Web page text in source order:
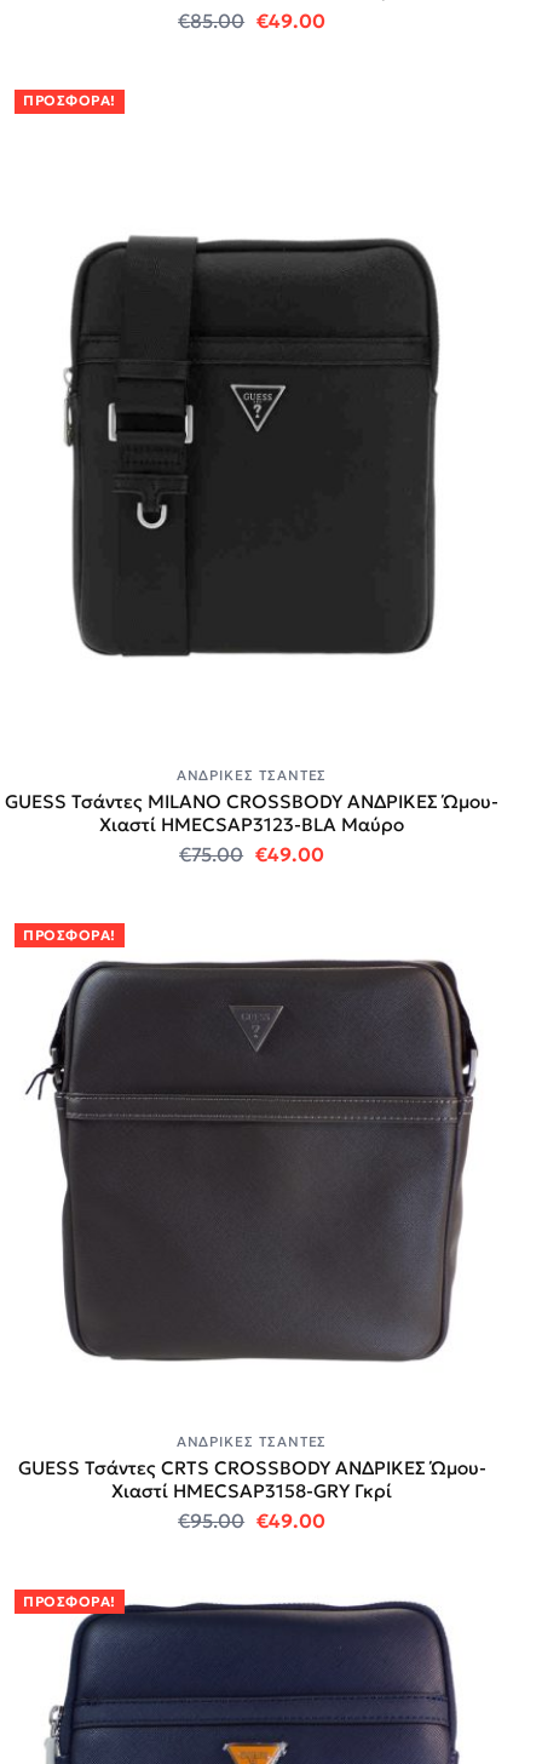
€85.00 Original price was: €85.00.
€49.00Η τρέχουσα τιμή
ΠΡΟΣΦΟΡΆ!
ΑΝΔΡΙΚΈΣ ΤΣΆΝΤΕΣ
GUESS Τσάντες MILANO CROSSBODY ΑΝΔΡΙΚΕΣ Ώμου-
Χιαστί HMECSAP3123-BLA Μαύρο
€75.00 Original price was: €75.00.
€49.00Η τρέχουσα τιμή
ΠΡΟΣΦΟΡΆ!
ΑΝΔΡΙΚΈΣ ΤΣΆΝΤΕΣ
GUESS Τσάντες CRTS CROSSBODY ΑΝΔΡΙΚΕΣ Ώμου-
Χιαστί HMECSAP3158-GRY Γκρί
€95.00 Original price was: €95.00.
€49.00Η τρέχουσα τιμή
ΠΡΟΣΦΟΡΆ!